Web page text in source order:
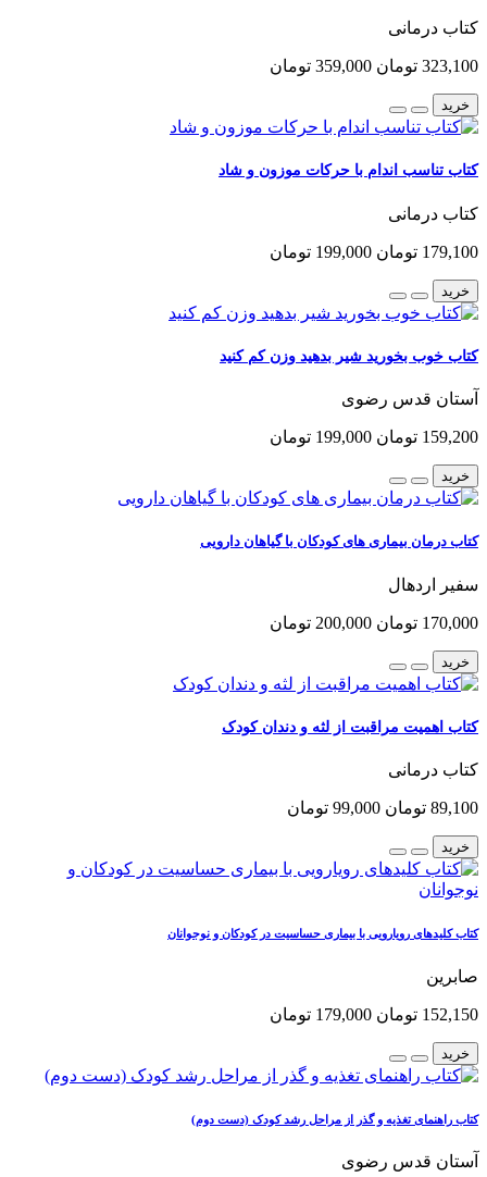
کتاب درمانی
323,100 تومان 359,000 تومان
خرید
کتاب تناسب اندام با حرکات موزون و شاد
کتاب درمانی
179,100 تومان 199,000 تومان
خرید
کتاب خوب بخورید شیر بدهید وزن کم کنید
آستان قدس رضوی
159,200 تومان 199,000 تومان
خرید
کتاب درمان بیماری های کودکان با گیاهان دارویی
سفیر اردهال
170,000 تومان 200,000 تومان
خرید
کتاب اهمیت مراقبت از لثه و دندان کودک
کتاب درمانی
89,100 تومان 99,000 تومان
خرید
کتاب کلیدهای رویارویی با بیماری حساسیت در کودکان و نوجوانان
صابرین
152,150 تومان 179,000 تومان
خرید
کتاب راهنمای تغذیه و گذر از مراحل رشد کودک (دست دوم)
آستان قدس رضوی